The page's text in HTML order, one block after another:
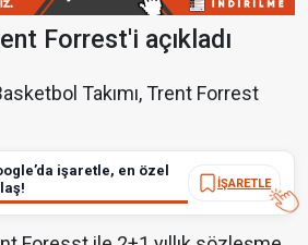
Forrest'i açıkladı
Takımı, Trent Forrest
işaretle, en özel
İŞARETLE